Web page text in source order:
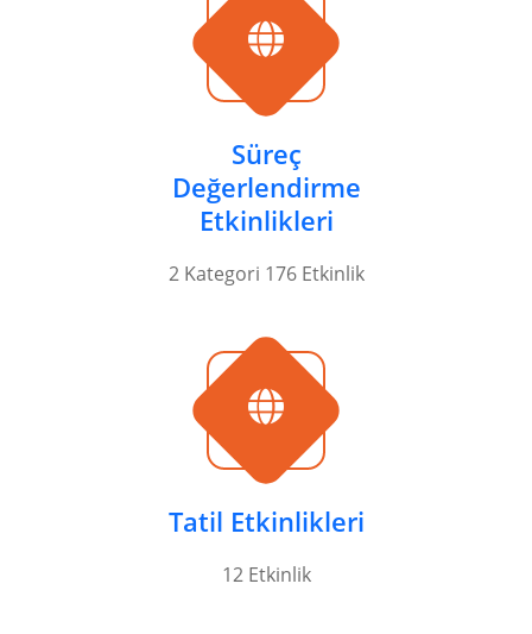
Süreç
Değerlendirme
Etkinlikleri
2 Kategori 176 Etkinlik
Tatil Etkinlikleri
12 Etkinlik